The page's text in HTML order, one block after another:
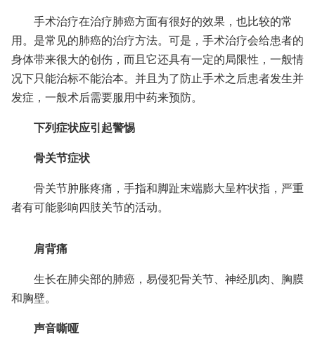
手术治疗在治疗肺癌方面有很好的效果，也比较的常
用。是常见的肺癌的治疗方法。可是，手术治疗会给患者的
身体带来很大的创伤，而且它还具有一定的局限性，一般情
况下只能治标不能治本。并且为了防止手术之后患者发生并
发症，一般术后需要服用中药来预防。
下列症状应引起警惕
骨关节症状
骨关节肿胀疼痛，手指和脚趾末端膨大呈杵状指，严重
者有可能影响四肢关节的活动。
肩背痛
生长在肺尖部的肺癌，易侵犯骨关节、神经肌肉、胸膜
和胸壁。
声音嘶哑